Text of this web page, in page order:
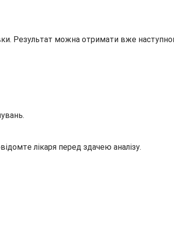
Результат можна отримати вже
лікаря перед здачею аналізу.